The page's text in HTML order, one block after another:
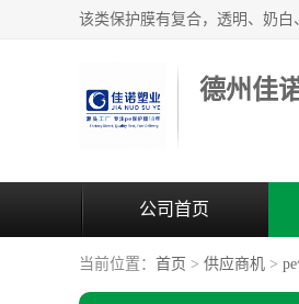
德州佳
公司首页
当前位置： 首页 > 供应商机 >